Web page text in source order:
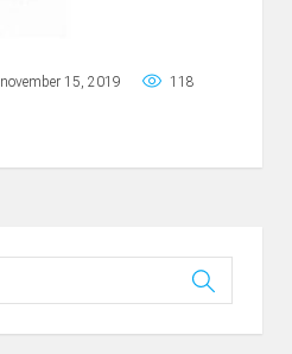
november 15, 2019 118